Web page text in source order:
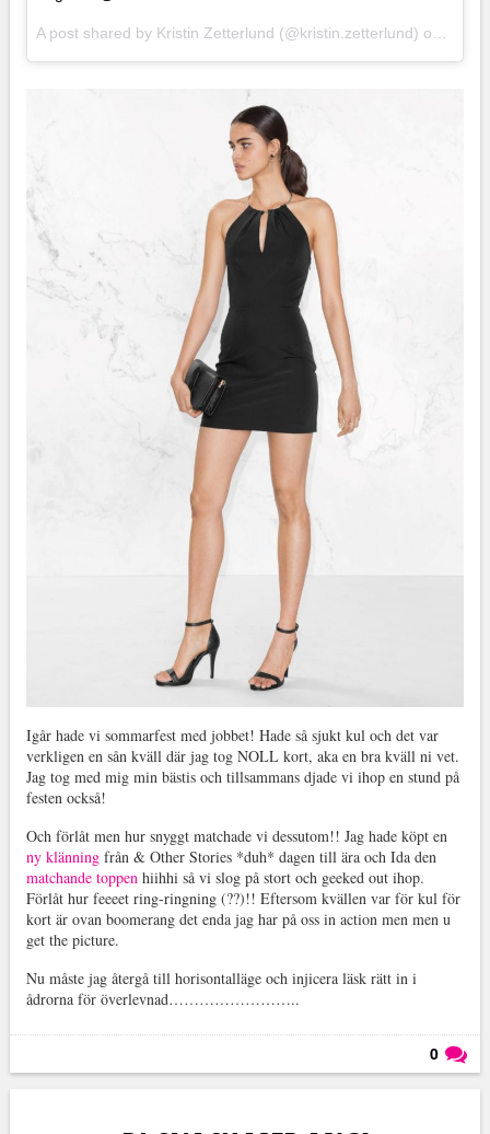
Igår hade vi sommarfest med jobbet! Hade så sjukt kul och det var
verkligen en sån kväll där jag tog NOLL kort, aka en bra kväll ni vet.
Jag tog med mig min bästis och tillsammans djade vi ihop en stund på
festen också!
Och förlåt men hur snyggt matchade vi dessutom!! Jag hade köpt en
ny klänningfrån & Other Stories *duh* dagen till ära och Ida den
matchande toppenhiihhi så vi slog på stort och geeked out ihop.
Förlåt hur feeeet ring-ringning (??)!! Eftersom kvällen var för kul för
kort är ovan boomerang det enda jag har på oss in action men men u
get the picture.
Nu måste jag återgå till horisontalläge och injicera läsk rätt in i
ådrorna för överlevnad……………………..
0